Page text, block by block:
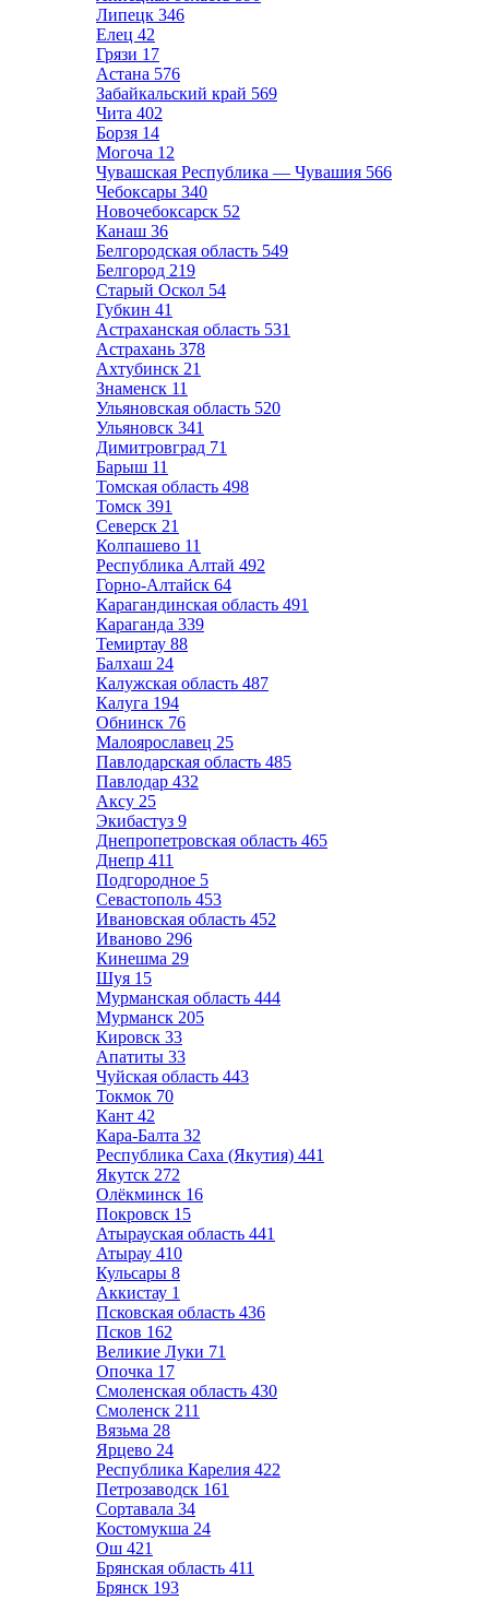
Липецк 346
Елец 42
Грязи 17
Астана 576
Забайкальский край 569
Чита 402
Борзя 14
Могоча 12
Чувашская Республика — Чувашия 566
Чебоксары 340
Новочебоксарск 52
Канаш 36
Белгородская область 549
Белгород 219
Старый Оскол 54
Губкин 41
Астраханская область 531
Астрахань 378
Ахтубинск 21
Знаменск 11
Ульяновская область 520
Ульяновск 341
Димитровград 71
Барыш 11
Томская область 498
Томск 391
Северск 21
Колпашево 11
Республика Алтай 492
Горно-Алтайск 64
Карагандинская область 491
Караганда 339
Темиртау 88
Балхаш 24
Калужская область 487
Калуга 194
Обнинск 76
Малоярославец 25
Павлодарская область 485
Павлодар 432
Аксу 25
Экибастуз 9
Днепропетровская область 465
Днепр 411
Подгородное 5
Севастополь 453
Ивановская область 452
Иваново 296
Кинешма 29
Шуя 15
Мурманская область 444
Мурманск 205
Кировск 33
Апатиты 33
Чуйская область 443
Токмок 70
Кант 42
Кара-Балта 32
Республика Саха (Якутия) 441
Якутск 272
Олёкминск 16
Покровск 15
Атырауская область 441
Атырау 410
Кульсары 8
Аккистау 1
Псковская область 436
Псков 162
Великие Луки 71
Опочка 17
Смоленская область 430
Смоленск 211
Вязьма 28
Ярцево 24
Республика Карелия 422
Петрозаводск 161
Сортавала 34
Костомукша 24
Ош 421
Брянская область 411
Брянск 193